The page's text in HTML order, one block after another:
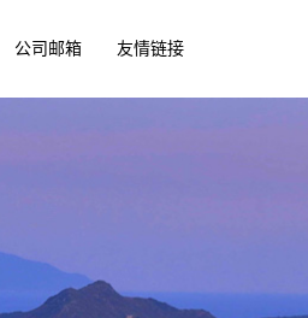
公司邮箱 友情链接